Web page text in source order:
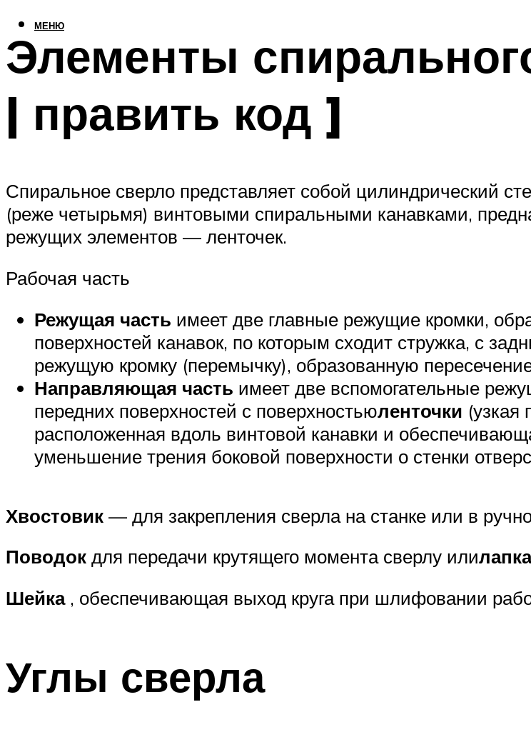
МЕНЮ
Элементы
| править код ]
Спиральное сверло представляет собой цилиндрический
(реже четырьмя) винтовыми спиральными канавками,
режущих элементов — ленточек.
Рабочая часть
Режущая часть имеет две главные режущие кромки,
поверхностей канавок, по которым сходит стружка, с
режущую кромку (перемычку), образованную
Направляющая часть имеет две вспомогательные
передних поверхностей с поверхностьюленточки (узкая
расположенная вдоль винтовой канавки и
уменьшение трения боковой поверхности о стенки
Хвостовик — для закрепления сверла на станке или в
Поводок для передачи крутящего момента сверлу илилапка
Шейка, обеспечивающая выход круга при шлифовании
Углы сверла